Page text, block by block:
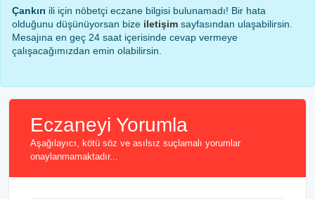
Çankırı ili için nöbetçi eczane bilgisi bulunamadı! Bir hata
olduğunu düşünüyorsan bize iletişim sayfasından ulaşabilirsin.
Mesajına en geç 24 saat içerisinde cevap vermeye
çalışacağımızdan emin olabilirsin.
Eczaneyi Yorumla
Aşağılayıcı, kötü söz ve asılsız suçlamalı yorumlar
onaylanmamaktadır...